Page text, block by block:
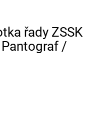
řady ZSSK
/